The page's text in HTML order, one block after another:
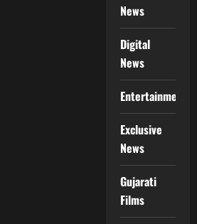
News
Digital
News
Entertainment
Exclusive
News
Gujarati
Films